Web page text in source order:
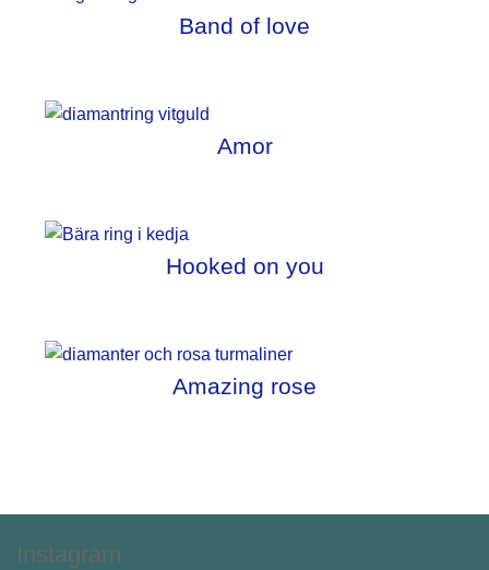
Band of love
Amor
Hooked on you
Amazing rose
Instagram